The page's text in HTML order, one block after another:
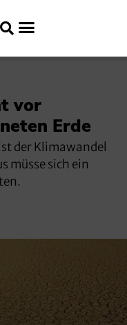
vor
Erde
der Klimawandel
müsse sich ein